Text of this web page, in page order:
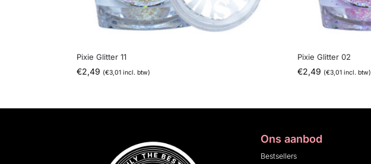
Pixie Glitter 11
€2,49 (€3,01incl. btw)
Pixie Glitter 02
€2,49 (€3,01incl. btw)
Ons aanbod
Bestsellers